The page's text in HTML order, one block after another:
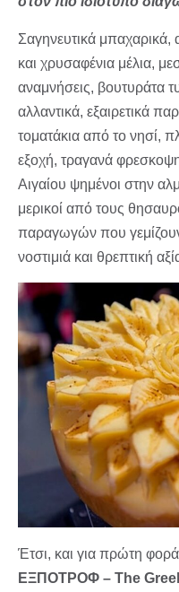
Σαγηνευτικά μπαχαρικά,
και χρυσαφένια μέλια,
αναμνήσεις, βουτυράτα
αλλαντικά, εξαιρετικά
τοματάκια από το νησί,
εξοχή, τραγανά
Αιγαίου ψημένοι στην
μερικοί από τους
παραγωγών που
νοστιμιά και θρεπτική
Έτσι, και για πρώτη
ΕΞΠΟΤΡΟΦ – The